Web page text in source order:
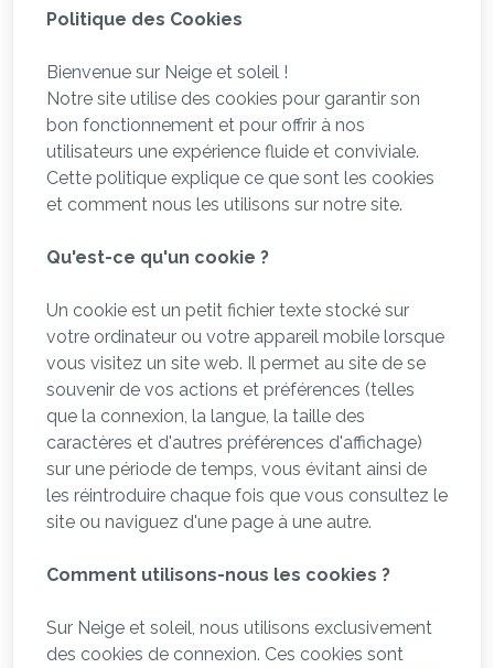
Politique des Cookies
​​​​​​​Bienvenue sur Neige et soleil !
Notre site utilise des cookies pour garantir son
bon fonctionnement et pour offrir à nos
utilisateurs une expérience fluide et conviviale.
Cette politique explique ce que sont les cookies
et comment nous les utilisons sur notre site.
Qu'est-ce qu'un cookie ?
Un cookie est un petit fichier texte stocké sur
votre ordinateur ou votre appareil mobile lorsque
vous visitez un site web. Il permet au site de se
souvenir de vos actions et préférences (telles
que la connexion, la langue, la taille des
caractères et d'autres préférences d'affichage)
sur une période de temps, vous évitant ainsi de
les réintroduire chaque fois que vous consultez le
site ou naviguez d'une page à une autre.
Comment utilisons-nous les cookies ?
Sur Neige et soleil, nous utilisons exclusivement
des cookies de connexion. Ces cookies sont